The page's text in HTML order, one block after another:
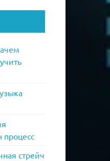
процесс
стрейч